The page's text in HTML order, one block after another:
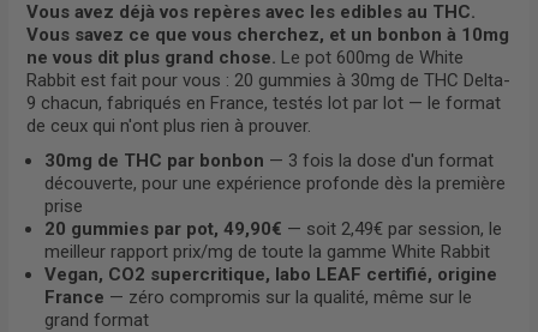
(8 avis)
Vous avez déjà vos repères avec les edibles au THC.
Vous savez ce que vous cherchez, et un bonbon à 10mg
ne vous dit plus grand chose. Le pot 600mg de White
Rabbit est fait pour vous : 20 gummies à 30mg de THC Delta-
9 chacun, fabriqués en France, testés lot par lot — le format
de ceux qui n'ont plus rien à prouver.
30mg de THC par bonbon — 3 fois la dose d'un format
découverte, pour une expérience profonde dès la première
prise
20 gummies par pot, 49,90€ — soit 2,49€ par session, le
meilleur rapport prix/mg de toute la gamme White Rabbit
Vegan, CO2 supercritique, labo LEAF certifié, origine
France — zéro compromis sur la qualité, même sur le
grand format